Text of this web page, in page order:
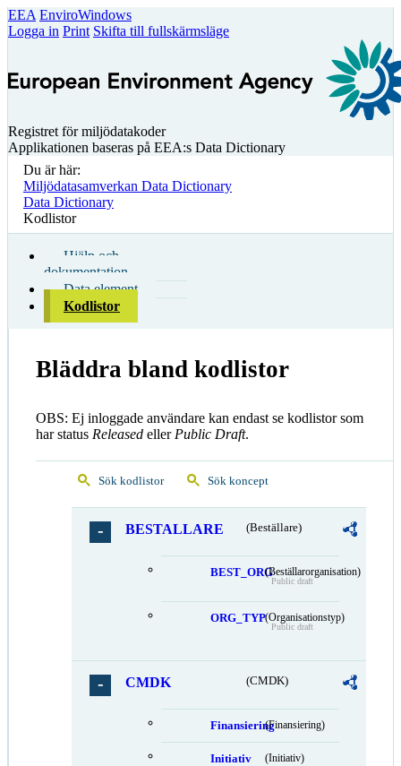
EEA EnviroWindows
Logga in Print Skifta till fullskärmsläge
Registret för miljödatakoder
Applikationen baseras på EEA:s Data Dictionary
Du är här:
Miljödatasamverkan Data Dictionary
Data Dictionary
Kodlistor
Hjälp och
dokumentation
Data element
Kodlistor
Bläddra bland kodlistor
OBS: Ej inloggade användare kan endast se kodlistor som
har status Released eller Public Draft.
Sök kodlistor Sök koncept
BESTALLARE (Beställare)
BEST_ORG(Beställarorganisation)
Public draft
ORG_TYP(Organisationstyp)
Public draft
CMDK (CMDK)
Finansiering(Finansiering)
Initiativ (Initiativ)